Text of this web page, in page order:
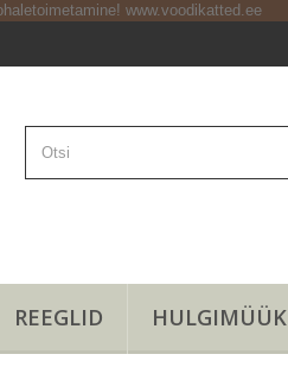
REEGLID HULGIMÜÜK